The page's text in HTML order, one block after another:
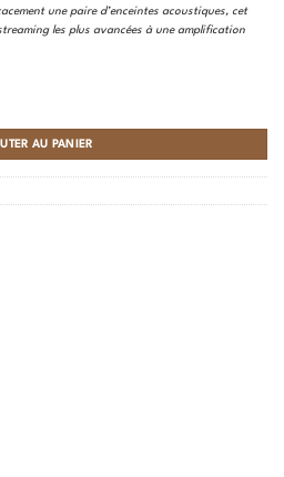
une paire d’enceintes acoustiques, cet
les plus avancées à une amplification
AU PANIER